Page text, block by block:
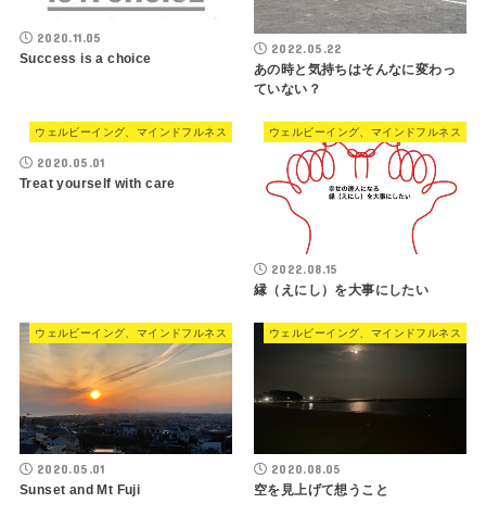
2020.11.05
Success is a choice
2022.05.22
あの時と気持ちはそんなに変わっ
ていない？
ウェルビーイング、マインドフルネス
2020.05.01
Treat yourself with care
ウェルビーイング、マインドフルネス
2022.08.15
縁（えにし）を大事にしたい
ウェルビーイング、マインドフルネス
2020.05.01
Sunset and Mt Fuji
ウェルビーイング、マインドフルネス
2020.08.05
空を見上げて想うこと